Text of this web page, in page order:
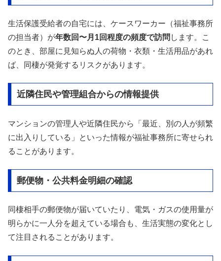
生活保護受給者の自宅には、ケースワーカー（福祉事務所
の担当者）が年数回〜月1回程度の頻度で訪問 します。こ
のとき、部屋に見知らぬ人の荷物・衣類・生活用品があれ
ば、同棲が発覚するリスクがあります。
近隣住民や管理組合からの情報提供
マンションの管理人や近隣住民から「最近、別の人が頻繁
に出入りしている」といった情報が福祉事務所に寄せられ
ることがあります。
郵便物・公共料金明細の確認
同棲相手の郵便物が届いていたり、電気・ガスの使用量が
明らかに一人分を超えている場合も、生活実態の変化とし
て注目されることがあります。